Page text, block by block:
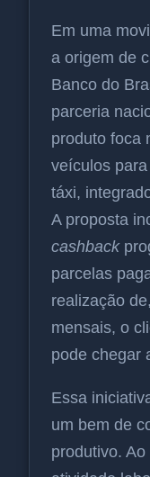
Em uma
a origem de
Banco do
parceria
produto foca
veículos
táxi,
A proposta
cashback
parcelas
realização
mensais, o
pode chegar
Essa
um bem de
produtivo.